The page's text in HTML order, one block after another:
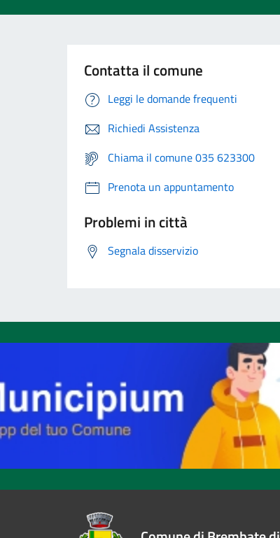
Contatta il comune
Leggi le domande frequenti
Richiedi Assistenza
Chiama il comune 035 623300
Prenota un appuntamento
Problemi in città
Segnala disservizio